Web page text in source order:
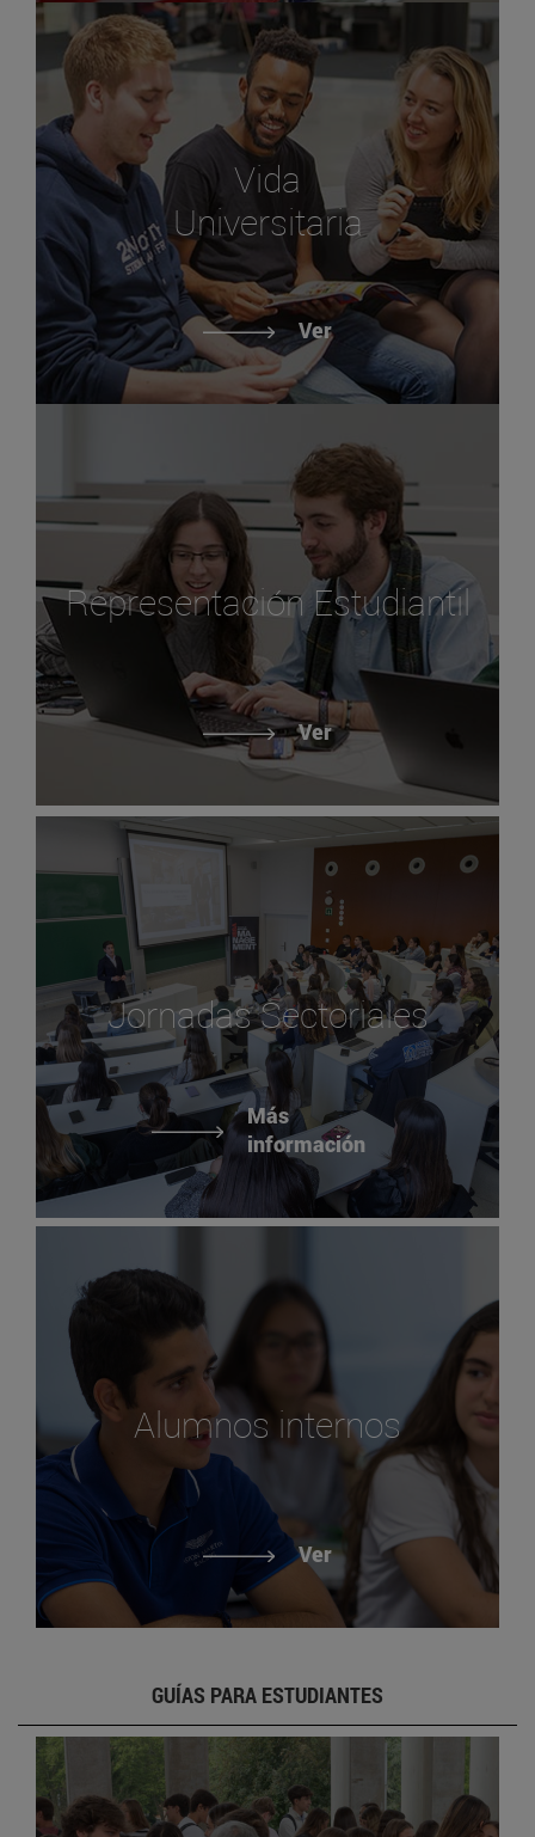
Vida
Universitaria
Ver
Representación Estudiantil
Ver
Jornadas Sectoriales
Más
información
Alumnos internos
Ver
GUÍAS PARA ESTUDIANTES